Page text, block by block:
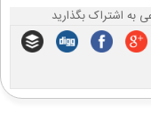
به اشتراک بگذارید